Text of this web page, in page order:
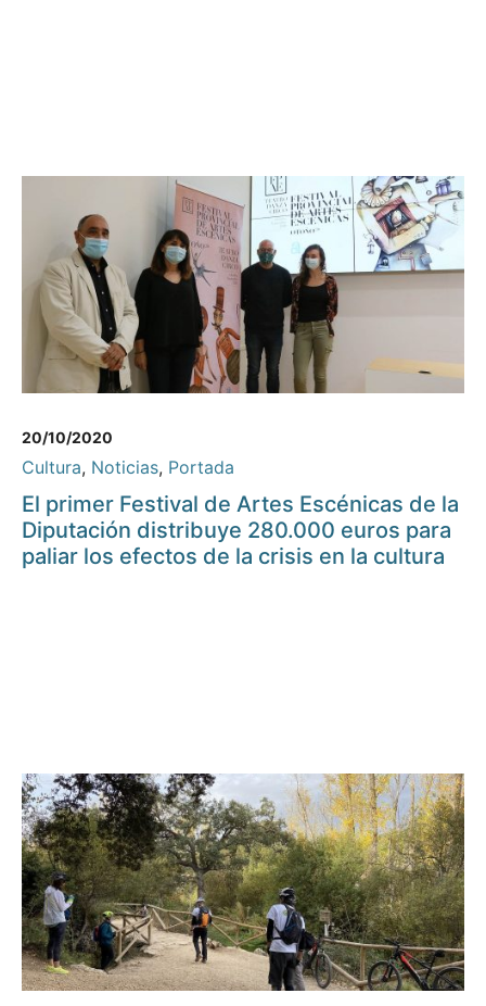
20/10/2020
Cultura, Noticias, Portada
El primer Festival de Artes Escénicas de la
Diputación distribuye 280.000 euros para
paliar los efectos de la crisis en la cultura